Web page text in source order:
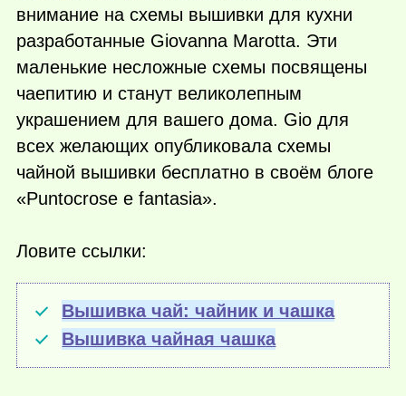
внимание на схемы вышивки для кухни
разработанные Giovanna Marotta. Эти
маленькие несложные схемы посвящены
чаепитию и станут великолепным
украшением для вашего дома. Gio для
всех желающих опубликовала схемы
чайной вышивки бесплатно в своём блоге
«Puntocrose e fantasia».
Ловите ссылки:
Вышивка чай: чайник и чашка
Вышивка чайная чашка